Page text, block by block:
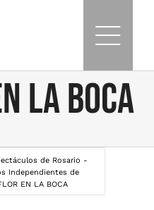
LA BOCA
de Rosario -
Independientes de
EN LA BOCA